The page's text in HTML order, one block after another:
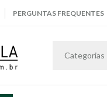
PERGUNTAS FREQUENTES
Categorias